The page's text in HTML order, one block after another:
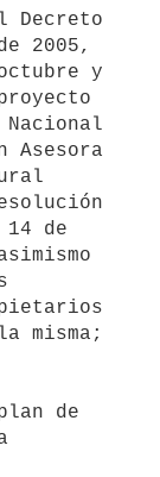
2005,
y
Asesora
de
misma;
de